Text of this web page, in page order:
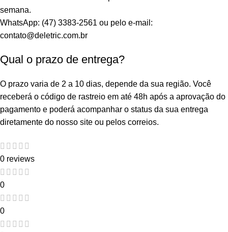
semana.
WhatsApp: (47) 3383-2561 ou pelo e-mail:
contato@deletric.com.br
Qual o prazo de entrega?
O prazo varia de 2 a 10 dias, depende da sua região. Você
receberá o código de rastreio em até 48h após a aprovação do
pagamento e poderá acompanhar o status da sua entrega
diretamente do nosso site ou pelos correios.
0 reviews
0
0